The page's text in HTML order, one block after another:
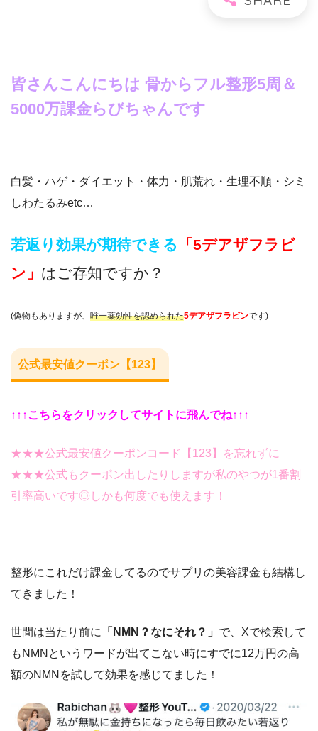
皆さんこんにちは 骨からフル整形5周＆
5000万課金らびちゃんです
白髪・ハゲ・ダイエット・体力・肌荒れ・生理不順・シミ
しわたるみetc…
若返り効果が期待できる
「5デアザフラビ
ン」 はご存知ですか？
(偽物もありますが、 唯一薬効性を認められた5デアザフラビンです)
公式最安値クーポン【123】
↑↑↑こちらをクリックしてサイトに飛んでね↑↑↑
★★★公式最安値クーポンコード
【123】を忘れずに
★★★公式もクーポン出したりしますが私のやつが1番割
引率高いです◎しかも何度でも使えます！
整形にこれだけ課金してるのでサプリの美容課金も結構し
てきました！
世間は当たり前に 「NMN？なにそれ？」 で、Xで検索して
もNMNというワードが出てこない時にすでに12万円の高
額のNMNを試して効果を感じてました！